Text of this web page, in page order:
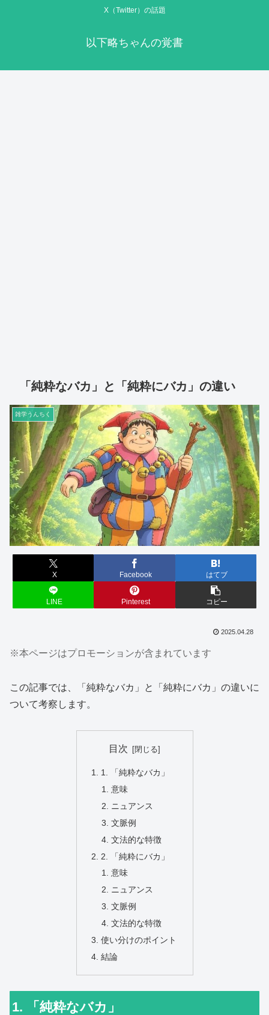
X（Twitter）の話題
以下略ちゃんの覚書
「純粋なバカ」と「純粋にバカ」の違い
雑学うんちく
X Facebook はてブ
LINE Pinterest コピー
2025.04.28
※本ページはプロモーションが含まれています
この記事では、「純粋なバカ」と「純粋にバカ」の違いに
ついて考察します。
目次
1. 「純粋なバカ」
意味
ニュアンス
文脈例
文法的な特徴
2. 「純粋にバカ」
意味
ニュアンス
文脈例
文法的な特徴
使い分けのポイント
結論
1. 「純粋なバカ」